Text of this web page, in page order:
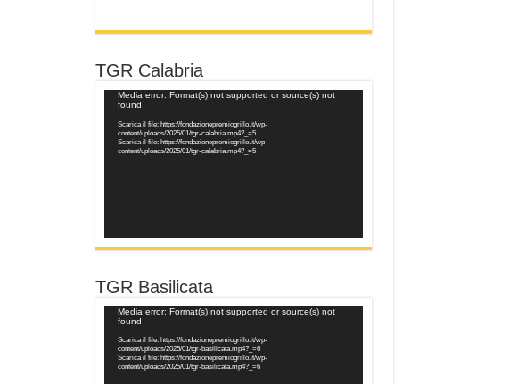
TGR Calabria
Video
Player
Media error: Format(s) not supported or source(s) not
found
Scarica il file: https://fondazionepremiogrillo.it/wp-
content/uploads/2025/01/tgr-calabria.mp4?_=5
Scarica il file: https://fondazionepremiogrillo.it/wp-
content/uploads/2025/01/tgr-calabria.mp4?_=5
TGR Basilicata
Video
Player
Media error: Format(s) not supported or source(s) not
found
Scarica il file: https://fondazionepremiogrillo.it/wp-
content/uploads/2025/01/tgr-basilicata.mp4?_=6
Scarica il file: https://fondazionepremiogrillo.it/wp-
content/uploads/2025/01/tgr-basilicata.mp4?_=6